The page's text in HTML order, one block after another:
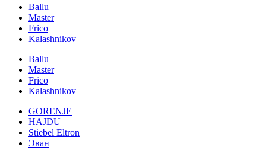
Ballu
Master
Frico
Kalashnikov
Ballu
Master
Frico
Kalashnikov
GORENJE
HAJDU
Stiebel Eltron
Эван